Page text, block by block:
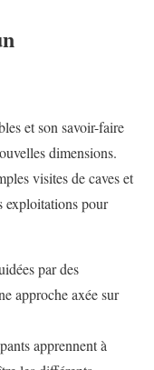
et son savoir-faire
dimensions.
visites de caves et
exploitations pour
par des
approche axée sur
apprennent à